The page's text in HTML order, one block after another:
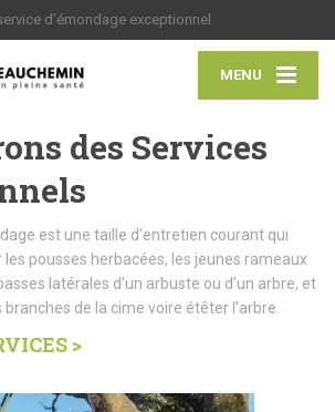
d’émondage exceptionnel
MENU
des Services
est une taille d’entretien courant qui
pousses herbacées, les jeunes rameaux
latérales d’un arbuste ou d’un arbre, et
de la cime voire étêter l’arbre.
>